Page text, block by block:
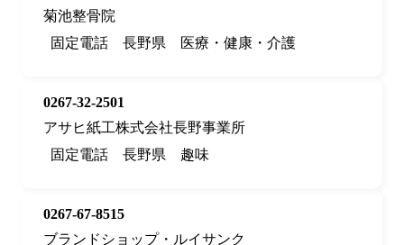
菊池整骨院
固定電話
長野県 医療・健康・介護
0267-32-2501
アサヒ紙工株式会社長野事業所
固定電話
長野県 趣味
0267-67-8515
ブランドショップ・ルイサンク